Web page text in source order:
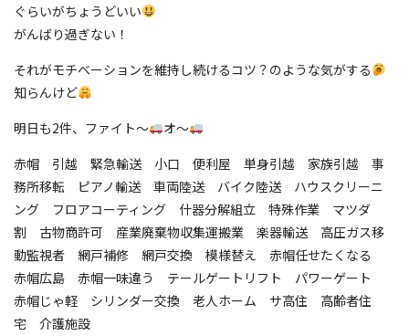
ぐらいがちょうどいい
がんばり過ぎない！
それがモチベーションを維持し続けるコツ？のような気がする
知らんけど
明日も2件、ファイト〜
オ〜
赤帽 引越 緊急輸送 小口 便利屋 単身引越 家族引越 事
務所移転 ピアノ輸送 車両陸送 バイク陸送 ハウスクリーニ
ング フロアコーティング 什器分解組立 特殊作業 マツダ
割 古物商許可 産業廃棄物収集運搬業 楽器輸送 高圧ガス移
動監視者 網戸補修 網戸交換 模様替え 赤帽任せたくなる
赤帽広島 赤帽一味違う テールゲートリフト パワーゲート
赤帽じゃ軽 シリンダー交換 老人ホーム サ高住 高齢者住
宅 介護施設